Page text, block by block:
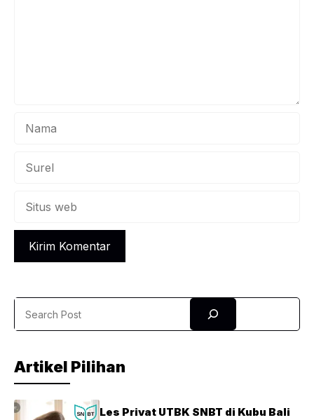
Artikel Pilihan
Les Privat UTBK SNBT di Kubu Bali